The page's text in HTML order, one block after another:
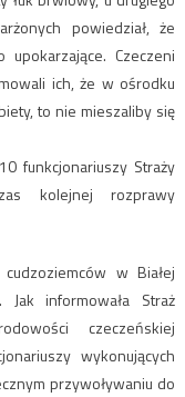
powiedział, że
Czeczeni
ich, że w ośrodku
to nie mieszaliby się
funkcjonariuszy Straży
kolejnej rozprawy
w Białej
informowała Straż
czeczeńskiej
wykonujących
przywoływaniu do